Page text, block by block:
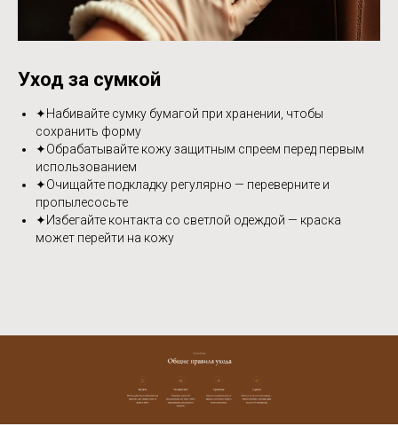
Уход за сумкой
✦Набивайте сумку бумагой при хранении, чтобы
сохранить форму
✦Обрабатывайте кожу защитным спреем перед первым
использованием
✦Очищайте подкладку регулярно — переверните и
пропылесосьте
✦Избегайте контакта со светлой одеждой — краска
может перейти на кожу